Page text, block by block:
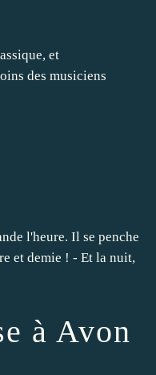
et
des musiciens
l'heure. Il se penche
et demie ! - Et la nuit,
à Avon